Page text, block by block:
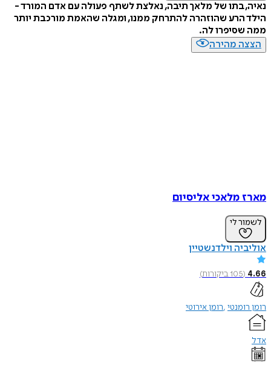
נאיה, בתו של מלאך תיבה, נאלצת לשתף פעולה עם אדם המורד -
הילד הרע שהוזהרה להתרחק ממנו, ומגלה שהאמת מורכבת יותר
ממה שסיפרו לה.
הצצה מהירה
מארז מלאכי אליסיום
לשמור לי
אוליביה וילדנשטיין
4.66
(
105ביקורות)
רומן רומנטי רומן אירוטי
אדל